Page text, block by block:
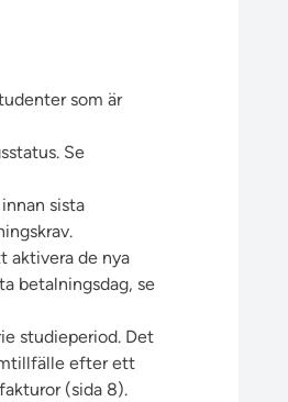
som är
Se
sista
aktivera de nya
betalningsdag, se
studieperiod. Det
efter ett
(sida 8).